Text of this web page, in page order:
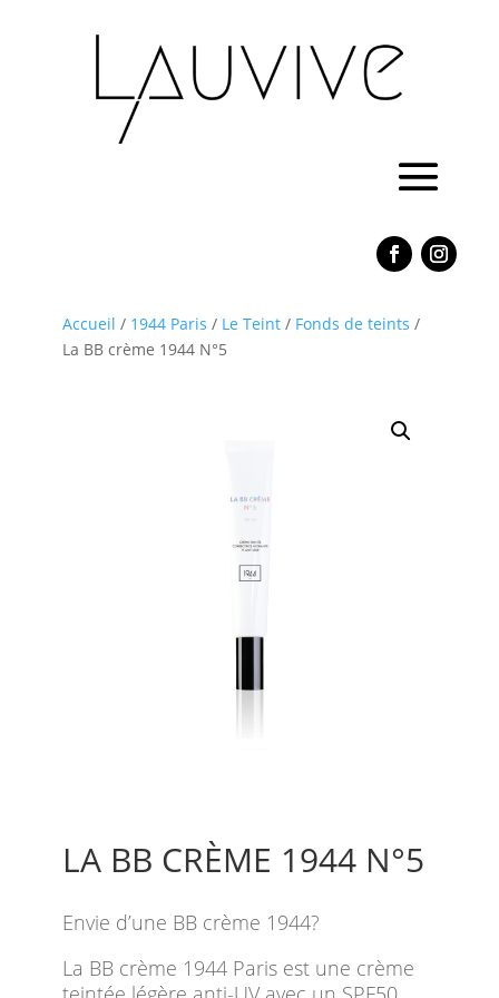
Accueil / 1944 Paris / Le Teint / Fonds de teints /
La BB crème 1944 N°5
LA BB CRÈME 1944 N°5
Envie d’une BB crème 1944?
La BB crème 1944 Paris est une crème